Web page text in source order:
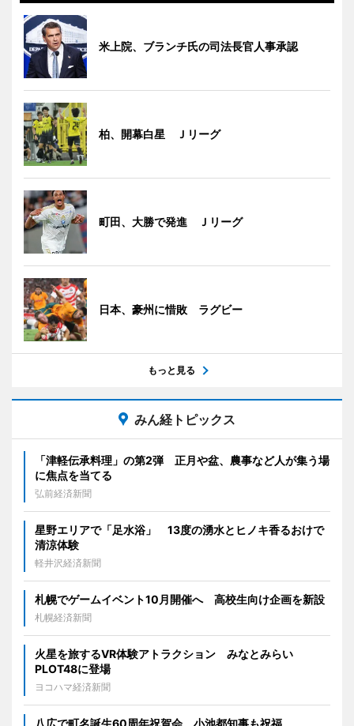
米上院、ブランチ氏の司法長官人事承認
柏、開幕白星 Ｊリーグ
町田、大勝で発進 Ｊリーグ
日本、豪州に惜敗 ラグビー
もっと見る
みん経トピックス
「津軽伝承料理」の第2弾 正月や盆、農事など人が集う場
に焦点を当てる
弘前経済新聞
星野エリアで「足水浴」 13度の湧水とヒノキ香るおけで
清涼体験
軽井沢経済新聞
札幌でゲームイベント10月開催へ 高校生向け企画を新設
札幌経済新聞
火星を旅するVR体験アトラクション みなとみらい
PLOT48に登場
ヨコハマ経済新聞